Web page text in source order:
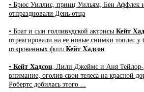
• Брюс Уиллис, принц Уильям, Бен Аффлек
отпраздновали День отца
• Брат и сын голливудской актрисы Кейт
отреагировали на ее новые снимки топлес у
откровенных фото Кейт Хадсон
• Кейт Хадсон , Лили Джеймс и Аня
внимание, оголив свои телеса на красной
Робертс добилась этого ...